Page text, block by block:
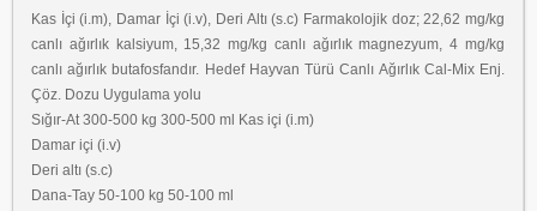
Kas İçi (i.m), Damar İçi (i.v), Deri Altı (s.c) Farmakolojik doz; 22,62 mg/kg
canlı ağırlık kalsiyum, 15,32 mg/kg canlı ağırlık magnezyum, 4 mg/kg
canlı ağırlık butafosfandır. Hedef Hayvan Türü Canlı Ağırlık Cal-Mix Enj.
Çöz. Dozu Uygulama yolu
Sığır-At 300-500 kg 300-500 ml Kas içi (i.m)
Damar içi (i.v)
Deri altı (s.c)
Dana-Tay 50-100 kg 50-100 ml